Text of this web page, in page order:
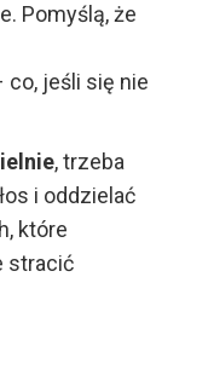
Pomyślą, że
co, jeśli się nie
, trzeba
i oddzielać
które
stracić